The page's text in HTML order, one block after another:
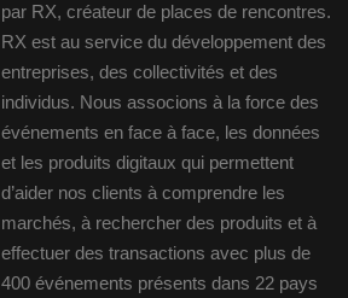
par RX, créateur de places de rencontres.
RX est au service du développement des
entreprises, des collectivités et des
individus. Nous associons à la force des
événements en face à face, les données
et les produits digitaux qui permettent
d’aider nos clients à comprendre les
marchés, à rechercher des produits et à
effectuer des transactions avec plus de
400 événements présents dans 22 pays